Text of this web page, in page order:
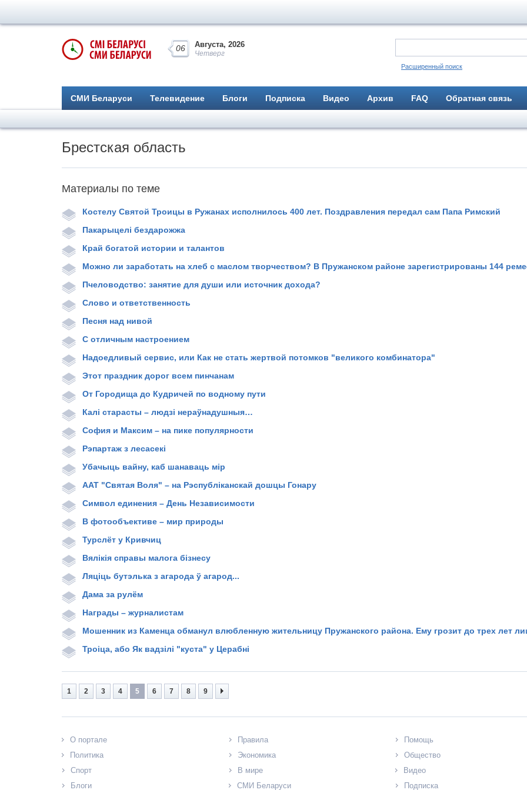
06 Августа, 2026
Четверг
Расширенный поиск
СМИ Беларуси Телевидение Блоги Подписка Видео Архив FAQ Обратная связь
Брестская область
Материалы по теме
Костелу Святой Троицы в Ружанах исполнилось 400 лет. Поздравления передал сам Папа Римский
Пакарыцелі бездарожжа
Край богатой истории и талантов
Можно ли заработать на хлеб с маслом творчеством? В Пружанском районе зарегистрированы 144
Пчеловодство: занятие для души или источник дохода?
Слово и ответственность
Песня над нивой
С отличным настроением
Надоедливый сервис, или Как не стать жертвой потомков "великого комбинатора"
Этот праздник дорог всем пинчанам
От Городища до Кудричей по водному пути
Калі старасты – людзі нераўнадушныя…
София и Максим – на пике популярности
Рэпартаж з лесасекі
Убачыць вайну, каб шанаваць мір
ААТ "Святая Воля" – на Рэспубліканскай дошцы Гонару
Символ единения – День Независимости
В фотообъективе – мир природы
Турслёт у Кривчиц
Вялікія справы малога бізнесу
Ляціць бутэлька з агарода ў агарод...
Дама за рулём
Награды – журналистам
Мошенник из Каменца обманул влюбленную жительницу Пружанского района. Ему грозит до трех лет
Троіца, або Як вадзілі "куста" у Церабні
1 2 3 4 5 6 7 8 9
О портале Правила Помощь
Политика
Экономика Общество
Спорт
В мире Видео
Блоги
СМИ Беларуси Подписка